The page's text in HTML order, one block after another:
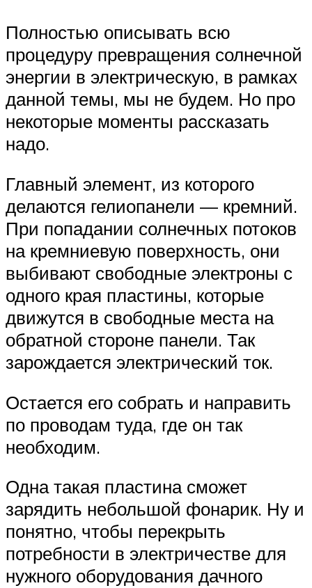
Полностью описывать всю
процедуру превращения солнечной
энергии в электрическую, в рамках
данной темы, мы не будем. Но про
некоторые моменты рассказать
надо.
Главный элемент, из которого
делаются гелиопанели — кремний.
При попадании солнечных потоков
на кремниевую поверхность, они
выбивают свободные электроны с
одного края пластины, которые
движутся в свободные места на
обратной стороне панели. Так
зарождается электрический ток.
Остается его собрать и направить
по проводам туда, где он так
необходим.
Одна такая пластина сможет
зарядить небольшой фонарик. Ну и
понятно, чтобы перекрыть
потребности в электричестве для
нужного оборудования дачного